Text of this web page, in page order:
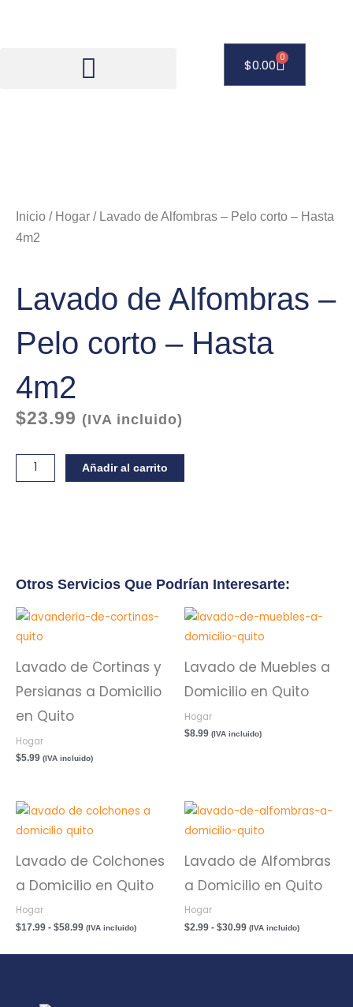
$0.00 0
Carrito
Inicio / Hogar / Lavado de Alfombras – Pelo corto – Hasta
4m2
Lavado de Alfombras –
Pelo corto – Hasta
4m2
$23.99 (IVA incluido)
Lavado
de
-
4m2
cantidad
Añadir al carrito
Otros Servicios Que Podrían Interesarte:
Lavado de Cortinas y
Persianas a Domicilio
en Quito
Hogar
$5.99 (IVA incluido)
Lavado de Muebles a
Domicilio en Quito
Hogar
$8.99 (IVA incluido)
Lavado de Colchones
a Domicilio en Quito
Hogar
$17.99 - $58.99
Rango
precios:
$17.99
hasta
$58.99
(IVA incluido)
Lavado de Alfombras
a Domicilio en Quito
Hogar
$2.99 - $30.99
Rango
precios:
$2.99
hasta
$30.99
(IVA incluido)